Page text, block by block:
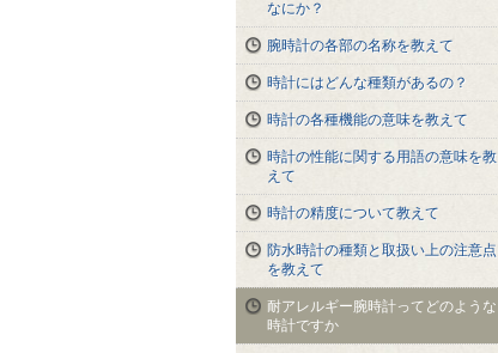
なにか？
腕時計の各部の名称を教えて
時計にはどんな種類があるの？
時計の各種機能の意味を教えて
時計の性能に関する用語の意味を教
えて
時計の精度について教えて
防水時計の種類と取扱い上の注意点
を教えて
耐アレルギー腕時計ってどのような
時計ですか